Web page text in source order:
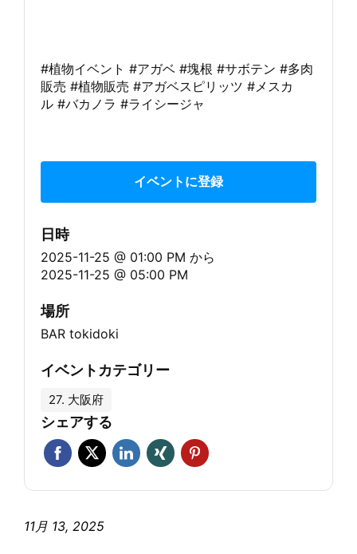
#植物イベント #アガベ #塊根 #サボテン #多肉
販売 #植物販売 #アガベスピリッツ #メスカ
ル #バカノラ #ライシージャ
イベントに登録
日時
2025-11-25 @ 01:00 PMから
2025-11-25 @ 05:00 PM
場所
BAR tokidoki
イベントカテゴリー
27. 大阪府
シェアする
11月 13, 2025